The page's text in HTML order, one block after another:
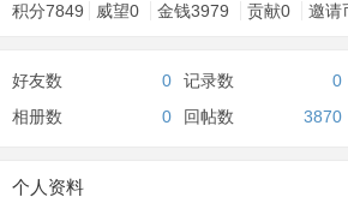
积分7849 威望0 金钱3979 贡献0 邀请
好友数 0 记录数 0
相册数
0 回帖数 3870
个人资料